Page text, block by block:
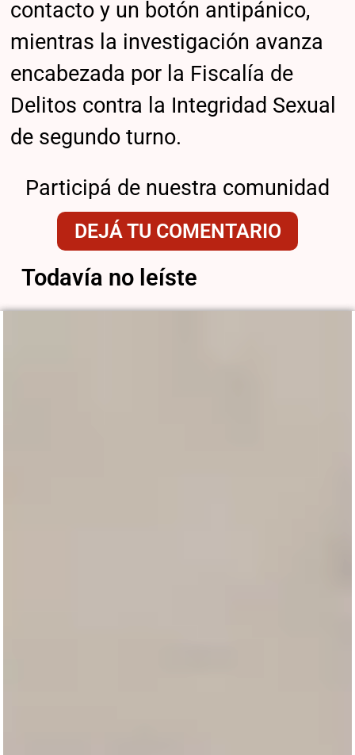
contacto y un botón antipánico,
mientras la investigación avanza
encabezada por la Fiscalía de
Delitos contra la Integridad Sexual
de segundo turno.
Participá de nuestra comunidad
DEJÁ TU COMENTARIO
Todavía no leíste